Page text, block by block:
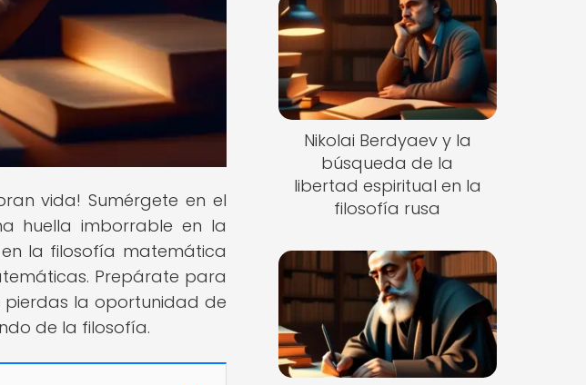
vida! Sumérgete en el
huella imborrable en la
en la filosofía matemática
Prepárate para
pierdas la oportunidad de
de la filosofía.
Nikolai Berdyaev y la
búsqueda de la
libertad espiritual en la
filosofía rusa